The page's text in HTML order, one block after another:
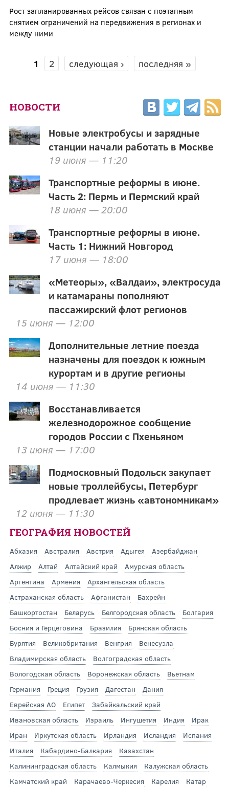
Рост запланированных рейсов связан с поэтапным
снятием ограничений на передвижения в регионах и
между ними
СТРАНИЦЫ
1 2 следующая › последняя »
НОВОСТИ
Новые электробусы и зарядные
станции начали работать в Москве
19 июня — 11:20
Транспортные реформы в июне.
Часть 2: Пермь и Пермский край
18 июня — 20:00
Транспортные реформы в июне.
Часть 1: Нижний Новгород
17 июня — 18:00
«Метеоры», «Валдаи», электросуда
и катамараны пополняют
пассажирский флот регионов
15 июня — 12:00
Дополнительные летние поезда
назначены для поездок к южным
курортам и в другие регионы
14 июня — 11:30
Восстанавливается
железнодорожное сообщение
городов России с Пхеньяном
13 июня — 17:00
Подмосковный Подольск закупает
новые троллейбусы, Петербург
продлевает жизнь «автономникам»
12 июня — 11:30
ГЕОГРАФИЯ НОВОСТЕЙ
Абхазия Австралия Австрия Адыгея
Азербайджан
Алжир
Алтай Алтайский край
Амурская область
Аргентина
Армения
Архангельская область
Астраханская область
Афганистан
Бахрейн
Башкортостан
Беларусь Белгородская область
Болгария
Босния и Герцеговина
Бразилия
Брянская область
Бурятия
Великобритания Венгрия
Венесуэла
Владимирская область
Волгоградская область
Вологодская область
Воронежская область
Вьетнам
Германия
Греция Грузия Дагестан
Дания
Еврейская АО
Египет
Забайкальский край
Ивановская область
Израиль Ингушетия Индия
Ирак
Иран
Иркутская область Ирландия Исландия
Испания
Италия
Кабардино-Балкария
Казахстан
Калининградская область
Калмыкия
Калужская область
Камчатский край
Карачаево-Черкесия Карелия
Катар